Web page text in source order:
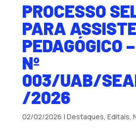
PROCESSO
PARA
PEDAGÓGICO
Nº
003/UAB/
/2026
02/02/2026 | Destaques, Editais,